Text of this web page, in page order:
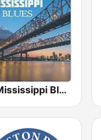
A Mississippi Blues